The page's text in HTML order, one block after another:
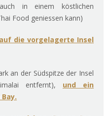
in einem köstlichen
Food geniessen kann)
die vorgelagerte Insel
an der Südspitze der Insel
entfernt), und ein